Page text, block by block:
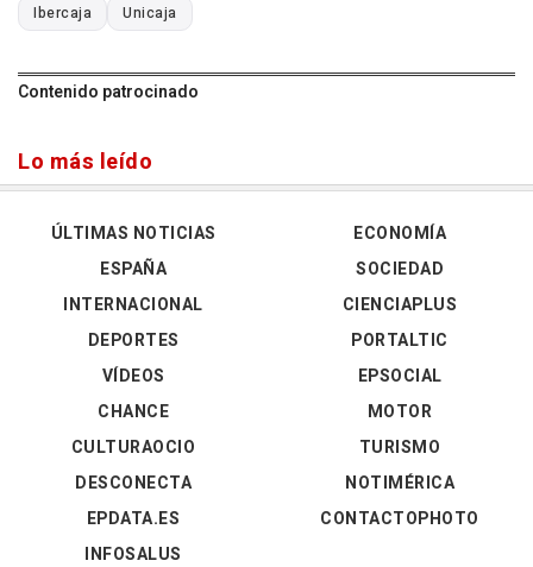
Ibercaja Unicaja
Contenido patrocinado
Lo más leído
ÚLTIMAS NOTICIAS
ESPAÑA
INTERNACIONAL
DEPORTES
VÍDEOS
ECONOMÍA
SOCIEDAD
CIENCIAPLUS
PORTALTIC
EPSOCIAL
CHANCE
CULTURAOCIO
DESCONECTA
EPDATA.ES
INFOSALUS
MOTOR
TURISMO
NOTIMÉRICA
CONTACTOPHOTO